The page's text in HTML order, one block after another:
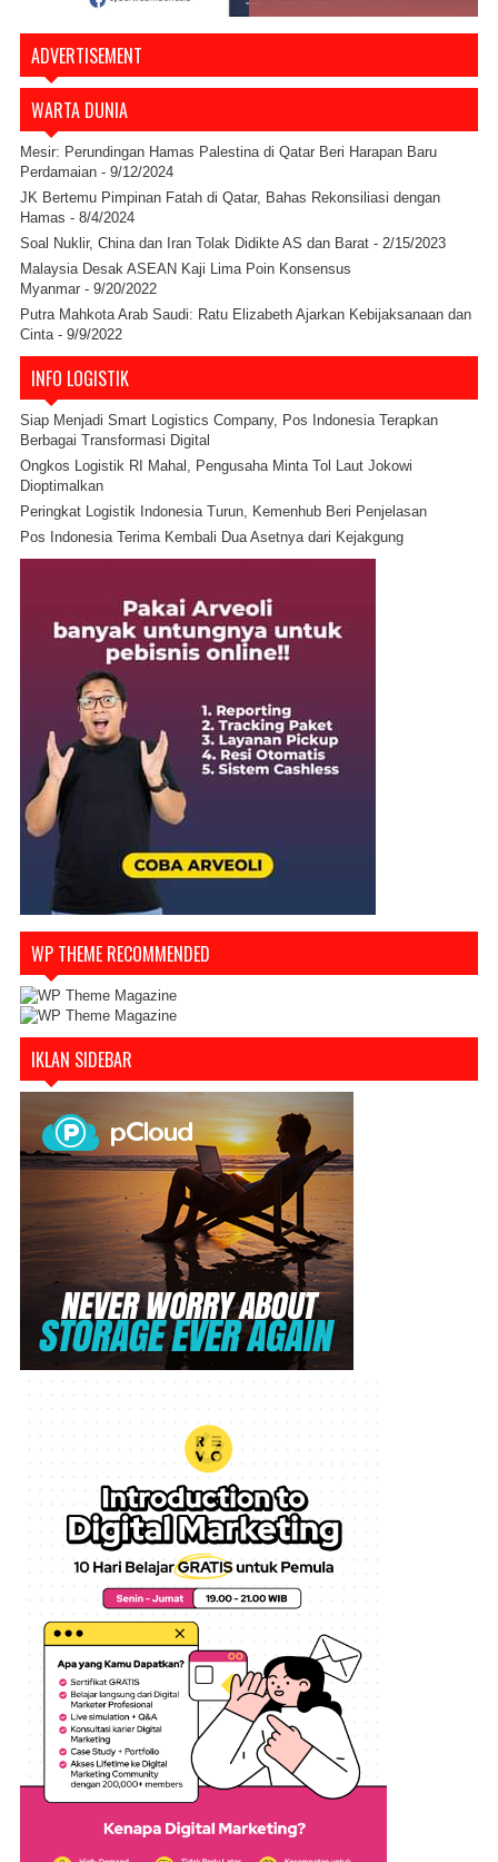
ADVERTISEMENT
WARTA DUNIA
Mesir: Perundingan Hamas Palestina di Qatar Beri Harapan Baru
Perdamaian - 9/12/2024
JK Bertemu Pimpinan Fatah di Qatar, Bahas Rekonsiliasi dengan
Hamas - 8/4/2024
Soal Nuklir, China dan Iran Tolak Didikte AS dan Barat - 2/15/2023
Malaysia Desak ASEAN Kaji Lima Poin Konsensus
Myanmar - 9/20/2022
Putra Mahkota Arab Saudi: Ratu Elizabeth Ajarkan Kebijaksanaan dan
Cinta- 9/9/2022
INFO LOGISTIK
Siap Menjadi Smart Logistics Company, Pos Indonesia Terapkan
Berbagai Transformasi Digital
Ongkos Logistik RI Mahal, Pengusaha Minta Tol Laut Jokowi
Dioptimalkan
Peringkat Logistik Indonesia Turun, Kemenhub Beri Penjelasan
Pos Indonesia Terima Kembali Dua Asetnya dari Kejakgung
WP THEME RECOMMENDED
IKLAN SIDEBAR